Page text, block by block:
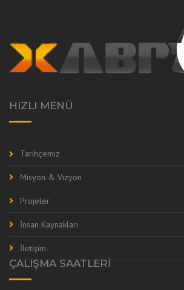
HIZLI MENÜ
Tarihçemiz
Misyon & Vizyon
Projeler
İnsan Kaynakları
İletişim
ÇALIŞMA SAATLERI